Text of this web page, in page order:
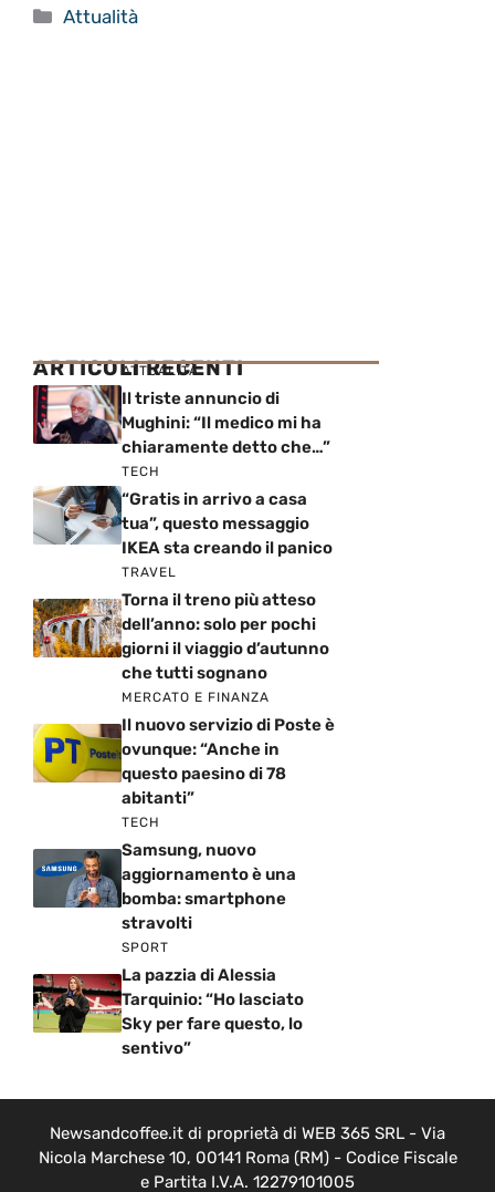
Categorie
Attualità
ARTICOLI RECENTI
ATTUALITÀ
Il triste annuncio di
Mughini: “Il medico mi ha
chiaramente detto che…”
TECH
“Gratis in arrivo a casa
tua”, questo messaggio
IKEA sta creando il panico
TRAVEL
Torna il treno più atteso
dell’anno: solo per pochi
giorni il viaggio d’autunno
che tutti sognano
MERCATO E FINANZA
Il nuovo servizio di Poste è
ovunque: “Anche in
questo paesino di 78
abitanti”
TECH
Samsung, nuovo
aggiornamento è una
bomba: smartphone
stravolti
SPORT
La pazzia di Alessia
Tarquinio: “Ho lasciato
Sky per fare questo, lo
sentivo”
Newsandcoffee.it di proprietà di WEB 365 SRL - Via
Nicola Marchese 10, 00141 Roma (RM) - Codice Fiscale
e Partita I.V.A. 12279101005